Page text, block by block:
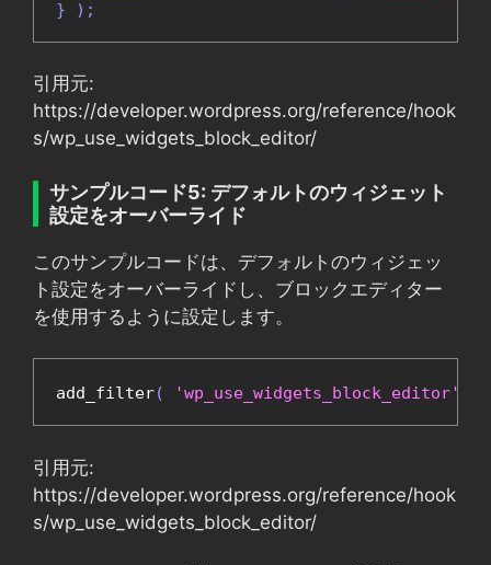
}
);
引用元:
https://developer.wordpress.org/reference/hook
s/wp_use_widgets_block_editor/
サンプルコード5: デフォルトのウィジェット
設定をオーバーライド
このサンプルコードは、デフォルトのウィジェッ
ト設定をオーバーライドし、ブロックエディター
を使用するように設定します。
add_filter( 'wp_use_widgets_block_editor'
引用元:
https://developer.wordpress.org/reference/hook
s/wp_use_widgets_block_editor/